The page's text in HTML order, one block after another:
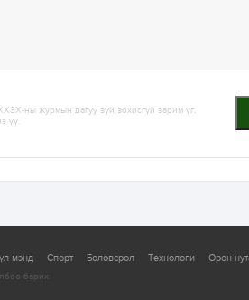
ны журмын дагуу зүй зохисгүй зарим үг,
үү.
мэнд Спорт Боловсрол Технологи Орон
барих